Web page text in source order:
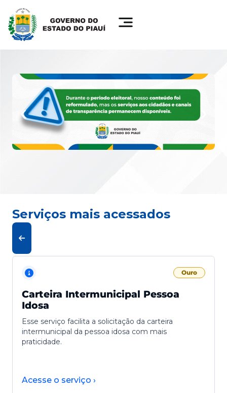
Serviços mais acessados
Ouro
Carteira Intermunicipal Pessoa
Idosa
Esse serviço facilita a solicitação da carteira
intermunicipal da pessoa idosa com mais
praticidade.
Acesse o serviço ›